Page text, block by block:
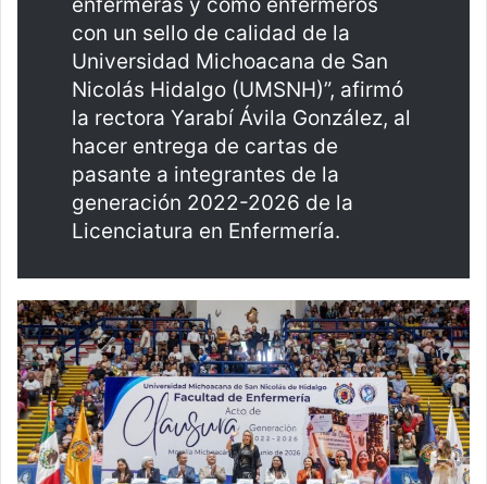
con un sello de calidad de la
Universidad Michoacana de San
Nicolás Hidalgo (UMSNH)”, afirmó
la rectora Yarabí Ávila González, al
hacer entrega de cartas de
pasante a integrantes de la
generación 2022-2026 de la
Licenciatura en Enfermería.